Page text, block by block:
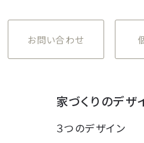
お問い合わせ
家づくりのデザ
３つのデザイン